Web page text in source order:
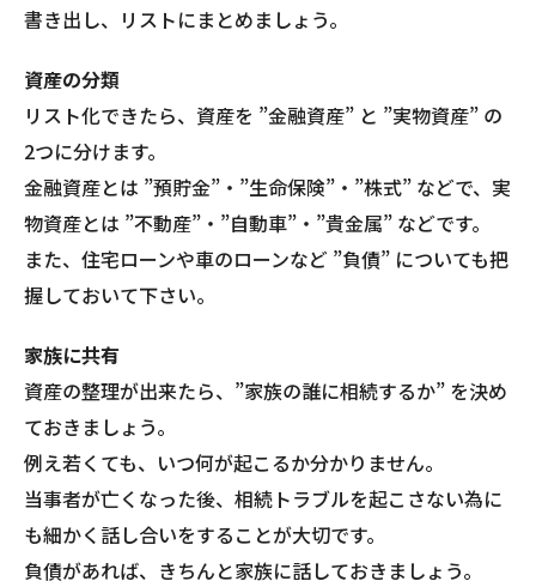
書き出し、リストにまとめましょう。
資産の分類
リスト化できたら、資産を ”金融資産” と ”実物資産” の
2つに分けます。
金融資産とは ”預貯金”・”生命保険”・”株式” などで、実
物資産とは ”不動産”・”自動車”・”貴金属” などです。
また、住宅ローンや車のローンなど ”負債” についても把
握しておいて下さい。
家族に共有
資産の整理が出来たら、”家族の誰に相続するか” を決め
ておきましょう。
例え若くても、いつ何が起こるか分かりません。
当事者が亡くなった後、相続トラブルを起こさない為に
も細かく話し合いをすることが大切です。
負債があれば、きちんと家族に話しておきましょう。